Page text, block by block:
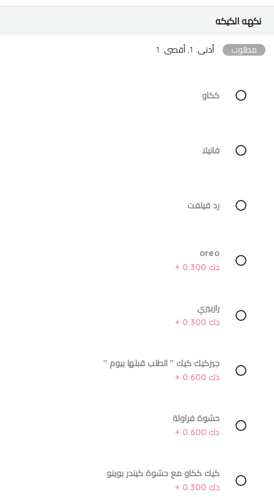
نكهه الكيكه
مطلوب أدنى: 1, أقصى: 1
ككاو
فانيلا
رد فيلفت
oreo
دك 0.300 +
رازبيري
دك 0.300 +
جيزكيك كيك '' الطلب قبلها بيوم ''
دك 0.600 +
حشوة فراولة
دك 0.600 +
كيك ككاو مع حشوة كيندر بوينو
دك 0.300 +